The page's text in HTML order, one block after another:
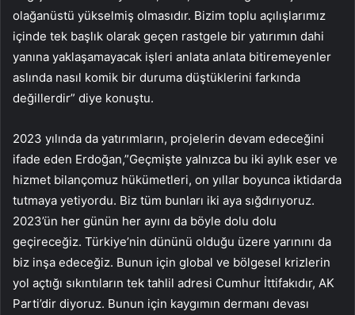
olağanüstü yükselmiş olmasıdır. Bizim toplu açılışlarımız
içinde tek başlık olarak geçen rastgele bir yatırımın dahi
yanına yaklaşamayacak işleri anlata anlata bitiremeyenler
aslında nasıl komik bir duruma düştüklerini farkında
değillerdir” diye konuştu.
2023 yılında da yatırımların, projelerin devam edeceğini
ifade eden Erdoğan,”Geçmişte yalnızca bu iki aylık eser ve
hizmet bilançomuz hükümetleri, on yıllar boyunca iktidarda
tutmaya yetiyordu. Biz tüm bunları iki aya sığdırıyoruz.
2023’ün her günün her ayını da böyle dolu dolu
geçireceğiz. Türkiye’nin dününü olduğu üzere yarınını da
biz inşa edeceğiz. Bunun için global ve bölgesel krizlerin
yol açtığı sıkıntıların tek tahlil adresi Cumhur İttifakıdır, AK
Parti’dir diyoruz. Bunun için kaygımın dermanı devası